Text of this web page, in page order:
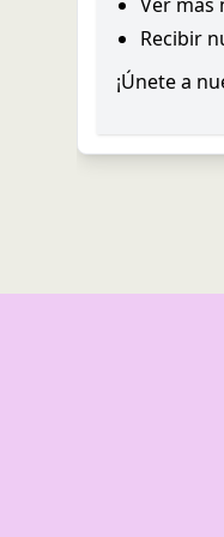
Recibir
¡Únete a